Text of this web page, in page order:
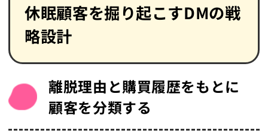
休眠顧客を掘り起こすDMの戦
略設計
離脱理由と購買履歴をもとに
顧客を分類する